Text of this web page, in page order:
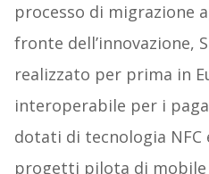
processo di migrazione
fronte dell’innovazione,
realizzato per prima in
interoperabile per i
dotati di tecnologia
progetti pilota di mobile